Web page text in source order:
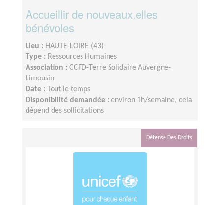
Accueillir de nouveaux.elles
bénévoles
Lieu : HAUTE-LOIRE (43)
Type : Ressources Humaines
Association : CCFD-Terre Solidaire Auvergne-
Limousin
Date :
Tout le temps
Disponibilité demandée : environ 1h/semaine, cela
dépend des sollicitations
Défense Des Droits